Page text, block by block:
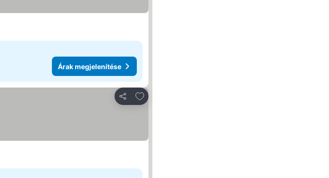
Árak megjelenítése
Megosztás
Hozzáadás a kedvencekhez